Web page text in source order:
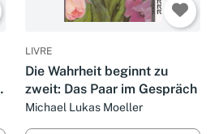
LIVRE
Die Wahrheit beginnt zu
zweit: Das Paar im Gespräch
Michael Lukas Moeller